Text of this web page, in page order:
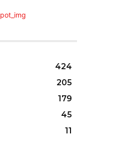
424
205
179
45
11